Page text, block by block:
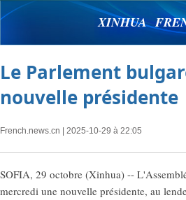
XINHUA
Le Parlement
nouvelle présidente
French.news.cn | 2025-10-29 à 22:05
SOFIA, 29 octobre (Xinhua) --
mercredi une nouvelle présidente, au